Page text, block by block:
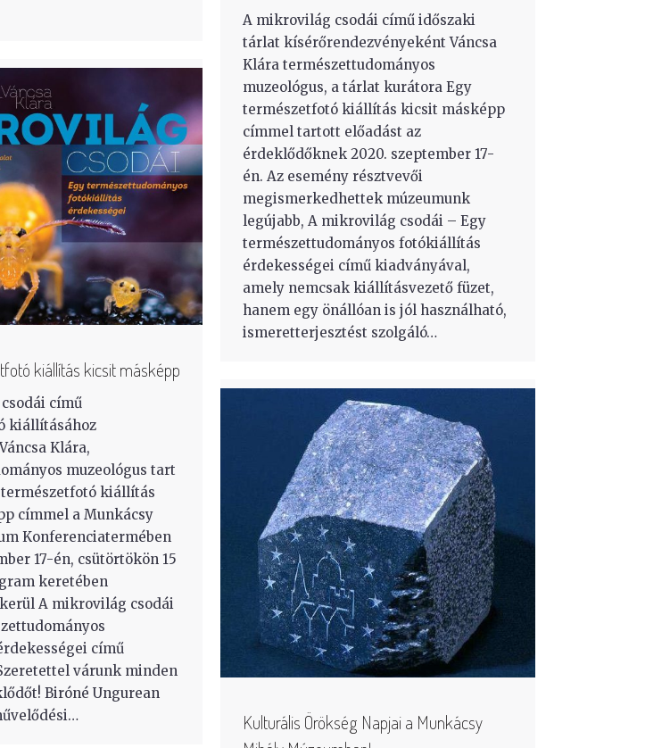
A mikrovilág csodái című időszaki
tárlat kísérőrendezvényeként Váncsa
Klára természettudományos
muzeológus, a tárlat kurátora Egy
természetfotó kiállítás kicsit másképp
címmel tartott előadást az
érdeklődőknek 2020. szeptember 17-
én. Az esemény résztvevői
megismerkedhettek múzeumunk
legújabb, A mikrovilág csodái – Egy
természettudományos fotókiállítás
érdekességei című kiadványával,
amely nemcsak kiállításvezető füzet,
hanem egy önállóan is jól használható,
ismeretterjesztést szolgáló…
kiállítás kicsit másképp
című
kiállításához
Klára,
muzeológus tart
természetfotó kiállítás
címmel a Munkácsy
Konferenciatermében
17-én, csütörtökön 15
keretében
A mikrovilág csodái
című
várunk minden
Biróné Ungurean
Kulturális Örökség Napjai a Munkácsy